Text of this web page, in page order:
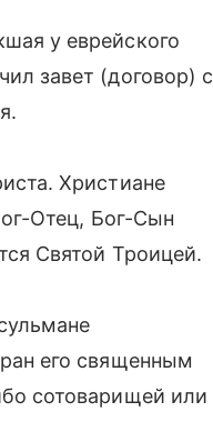
у еврейского
завет (договор) с
Христиане
Отец, Бог-Сын
Святой Троицей.
его священным
сотоварищей или